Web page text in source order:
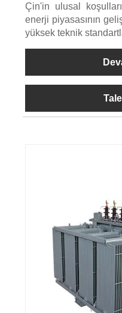
Çin'in ulusal
enerji piyasasının
yüksek teknik